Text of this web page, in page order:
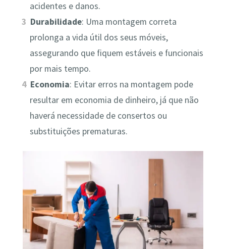
acidentes e danos.
Durabilidade: Uma montagem correta
prolonga a vida útil dos seus móveis,
assegurando que fiquem estáveis e funcionais
por mais tempo.
Economia: Evitar erros na montagem pode
resultar em economia de dinheiro, já que não
haverá necessidade de consertos ou
substituições prematuras.